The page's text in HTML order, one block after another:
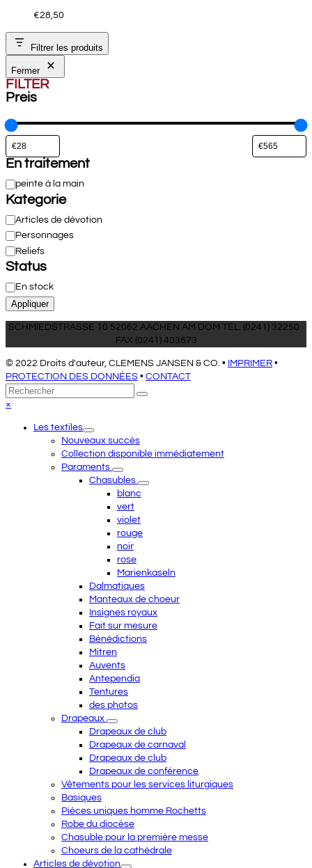
€28,50
Filtrer les produits
Fermer
FILTER
Preis
En traitement
En
traitement
peinte à la main
Kategorie
Catégorie
Articles de dévotion
Personnages
Reliefs
Status
Disponibilité
En stock
Appliquer
SCHMIEDSTRASSE 10 52062 AACHEN AM DOM TEL. (0241) 32250 ·
FAX (0241) 403673
© 2022 Droits d'auteur, CLEMENS JANSEN & CO. • IMPRIMER •
PROTECTION DES DONNÉES • CONTACT
Retour
au
Rechercher
Envoyer
×
menuLes textiles
Nouveaux succès
Collection disponible immédiatement
Paraments
Chasubles
blanc
vert
violet
rouge
noir
rose
Marienkaseln
Dalmatiques
Manteaux de choeur
Insignes royaux
Fait sur mesure
Bénédictions
Mitren
Auvents
Antependia
Tentures
des photos
Drapeaux
Drapeaux de club
Drapeaux de carnaval
Drapeaux de club
Drapeaux de conférence
Vêtements pour les services liturgiques
Basiques
Pièces uniques homme Rochetts
Robe du diocèse
Chasuble pour la première messe
Choeurs de la cathédrale
Articles de dévotion